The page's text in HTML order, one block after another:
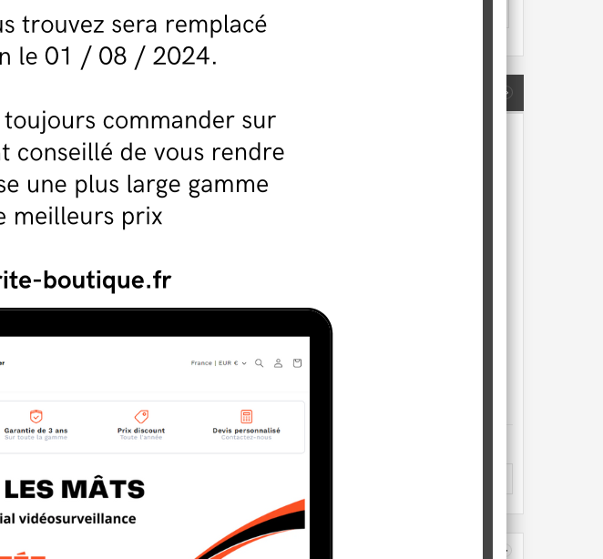
›
Câble réseau RJ45 10 mètres pour
En stock
AJOUTER AU PANIER
Câble coaxial 10m, connecteurs BNC +...
15,20 €
›